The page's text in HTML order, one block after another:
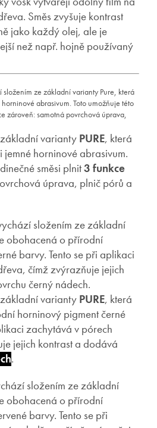
Směs zvyšuje kontrast
jako každý olej, ale je
než např. hojně používaný
varianty PURE, která
horninové abrasivum.
směsi plnit3 funkce
úprava, plnič pórů a
varianty PURE, která
horninový pigment černé
zachytává v pórech
jejich kontrast a dodává
.